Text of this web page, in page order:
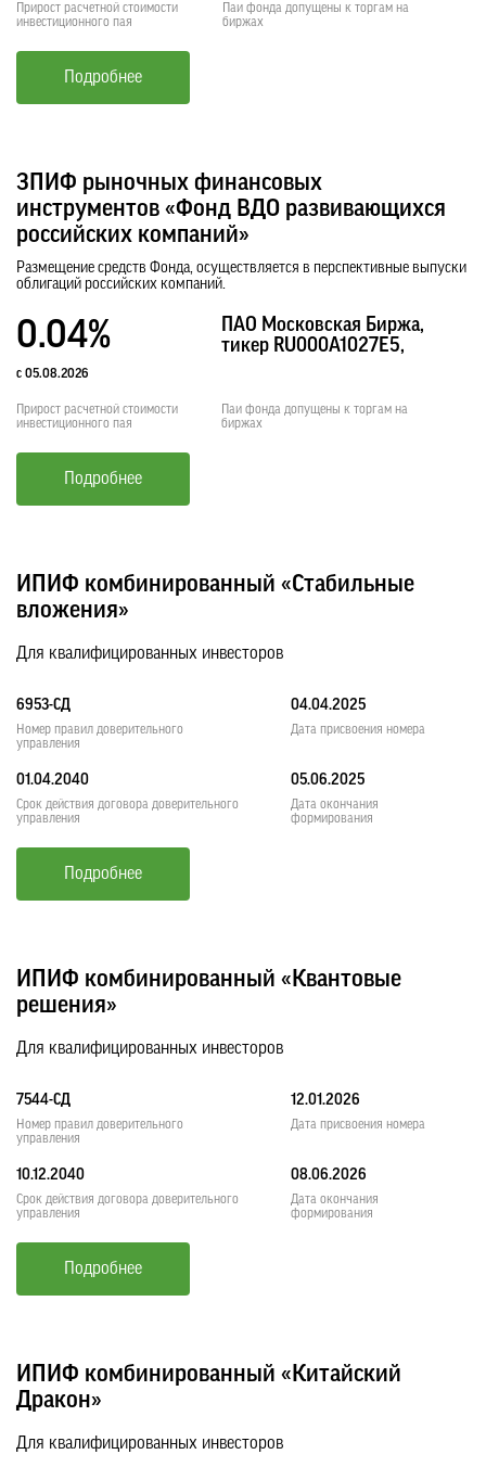
Прирост расчетной стоимости
инвестиционного пая
Паи фонда допущены к торгам на
биржах
Подробнее
ЗПИФ рыночных финансовых
инструментов «Фонд ВДО развивающихся
российских компаний»
Размещение средств Фонда, осуществляется в перспективные выпуски
облигаций российских компаний.
0.04%
с 05.08.2026
ПАО Московская Биржа,
тикер RU000A1027E5,
Прирост расчетной стоимости
инвестиционного пая
Паи фонда допущены к торгам на
биржах
Подробнее
ИПИФ комбинированный «Стабильные
вложения»
Для квалифицированных инвесторов
6953-СД 04.04.2025
Номер правил доверительного
управления
Дата присвоения номера
01.04.2040 05.06.2025
Срок действия договора доверительного
управления
Дата окончания
формирования
Подробнее
ИПИФ комбинированный «Квантовые
решения»
Для квалифицированных инвесторов
7544-СД 12.01.2026
Номер правил доверительного
управления
Дата присвоения номера
10.12.2040 08.06.2026
Срок действия договора доверительного
управления
Дата окончания
формирования
Подробнее
ИПИФ комбинированный «Китайский
Дракон»
Для квалифицированных инвесторов